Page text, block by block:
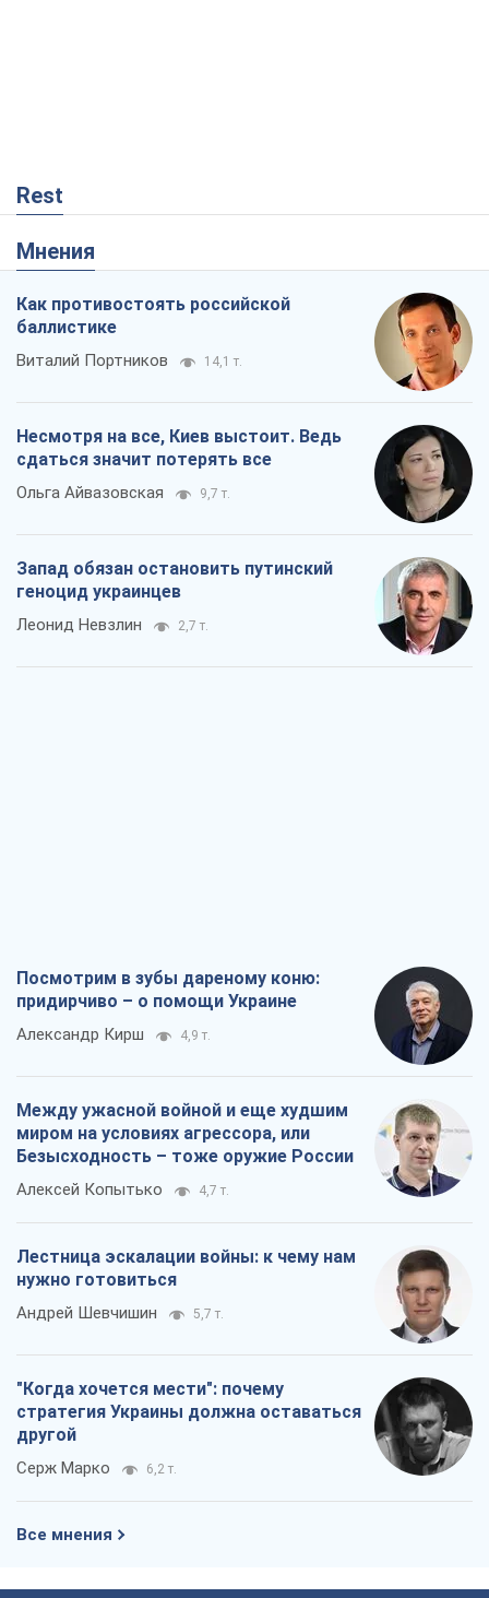
Rest
Мнения
Как противостоять российской
баллистике
Виталий Портников 14,1 т.
Несмотря на все, Киев выстоит. Ведь
сдаться значит потерять все
Ольга Айвазовская 9,7 т.
Запад обязан остановить путинский
геноцид украинцев
Леонид Невзлин 2,7 т.
Посмотрим в зубы дареному коню:
придирчиво – о помощи Украине
Александр Кирш 4,9 т.
Между ужасной войной и еще худшим
миром на условиях агрессора, или
Безысходность – тоже оружие России
Алексей Копытько 4,7 т.
Лестница эскалации войны: к чему нам
нужно готовиться
Андрей Шевчишин 5,7 т.
"Когда хочется мести": почему
стратегия Украины должна оставаться
другой
Серж Марко 6,2 т.
Все мнения